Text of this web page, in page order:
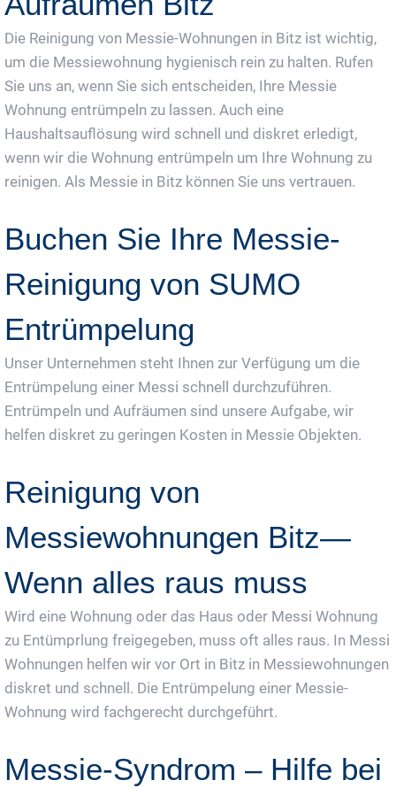
Die Reinigung von Messie-Wohnungen in Bitz ist wichtig,
um die Messiewohnung hygienisch rein zu halten. Rufen
Sie uns an, wenn Sie sich entscheiden, Ihre Messie
Wohnung entrümpeln zu lassen. Auch eine
Haushaltsauflösung wird schnell und diskret erledigt,
wenn wir die Wohnung entrümpeln um Ihre Wohnung zu
reinigen. Als Messie in Bitz können Sie uns vertrauen.
Buchen Sie Ihre Messie-
Reinigung von SUMO
Entrümpelung
Unser Unternehmen steht Ihnen zur Verfügung um die
Entrümpelung einer Messi schnell durchzuführen.
Entrümpeln und Aufräumen sind unsere Aufgabe, wir
helfen diskret zu geringen Kosten in Messie Objekten.
Reinigung von
Messiewohnungen Bitz—
Wenn alles raus muss
Wird eine Wohnung oder das Haus oder Messi Wohnung
zu Entümprlung freigegeben, muss oft alles raus. In Messi
Wohnungen helfen wir vor Ort in Bitz in Messiewohnungen
diskret und schnell. Die Entrümpelung einer Messie-
Wohnung wird fachgerecht durchgeführt.
Messie-Syndrom – Hilfe bei